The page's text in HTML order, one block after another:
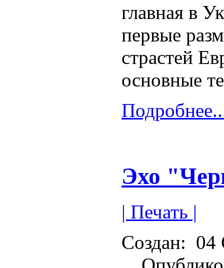
главная в
первые
страстей
основные
Эхо
| Печать |
Создан: 04